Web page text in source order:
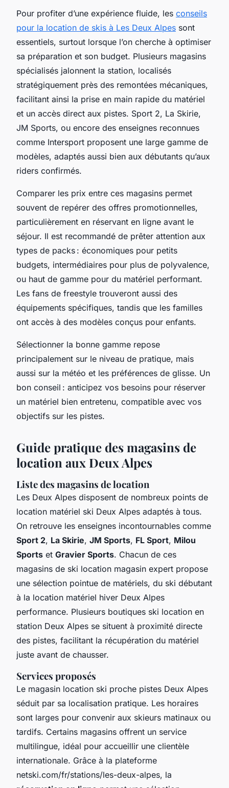
Pour profiter d’une expérience fluide, les conseils
pour la location de skis à Les Deux Alpes sont
essentiels, surtout lorsque l’on cherche à optimiser
sa préparation et son budget. Plusieurs magasins
spécialisés jalonnent la station, localisés
stratégiquement près des remontées mécaniques,
facilitant ainsi la prise en main rapide du matériel
et un accès direct aux pistes. Sport 2, La Skirie,
JM Sports, ou encore des enseignes reconnues
comme Intersport proposent une large gamme de
modèles, adaptés aussi bien aux débutants qu’aux
riders confirmés.
Comparer les prix entre ces magasins permet
souvent de repérer des offres promotionnelles,
particulièrement en réservant en ligne avant le
séjour. Il est recommandé de prêter attention aux
types de packs : économiques pour petits
budgets, intermédiaires pour plus de polyvalence,
ou haut de gamme pour du matériel performant.
Les fans de freestyle trouveront aussi des
équipements spécifiques, tandis que les familles
ont accès à des modèles conçus pour enfants.
Sélectionner la bonne gamme repose
principalement sur le niveau de pratique, mais
aussi sur la météo et les préférences de glisse. Un
bon conseil : anticipez vos besoins pour réserver
un matériel bien entretenu, compatible avec vos
objectifs sur les pistes.
Guide pratique des magasins de
location aux Deux Alpes
Liste des magasins de location
Les Deux Alpes disposent de nombreux points de
location matériel ski Deux Alpes adaptés à tous.
On retrouve les enseignes incontournables comme
Sport 2, La Skirie, JM Sports, FL Sport, Milou
Sports et Gravier Sports. Chacun de ces
magasins de ski location magasin expert propose
une sélection pointue de matériels, du ski débutant
à la location matériel hiver Deux Alpes
performance. Plusieurs boutiques ski location en
station Deux Alpes se situent à proximité directe
des pistes, facilitant la récupération du matériel
juste avant de chausser.
Services proposés
Le magasin location ski proche pistes Deux Alpes
séduit par sa localisation pratique. Les horaires
sont larges pour convenir aux skieurs matinaux ou
tardifs. Certains magasins offrent un service
multilingue, idéal pour accueillir une clientèle
internationale. Grâce à la plateforme
netski.com/fr/stations/les-deux-alpes, la